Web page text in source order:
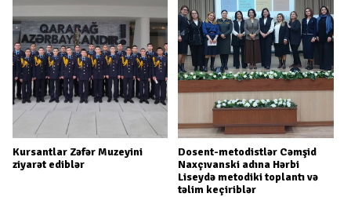
Kursantlar Zəfər Muzeyini
ziyarət ediblər
Dosent-metodistlər Cəmşid
Naxçıvanski adına Hərbi
Liseydə metodiki toplantı və
təlim keçiriblər